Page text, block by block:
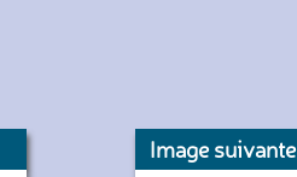
Image suivante